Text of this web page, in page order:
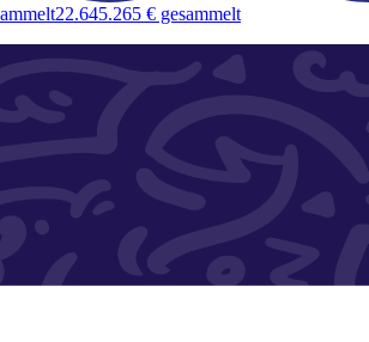
Tierfutter spenden VereineEuer Beitrag
22.645.265 € gesammelt